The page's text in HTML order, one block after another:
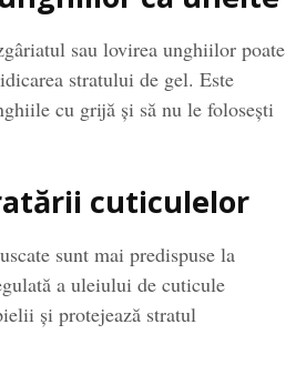
sau lovirea unghiilor poate
stratului de gel. Este
cu grijă și să nu le folosești
cuticulelor
sunt mai predispuse la
a uleiului de cuticule
și protejează stratul